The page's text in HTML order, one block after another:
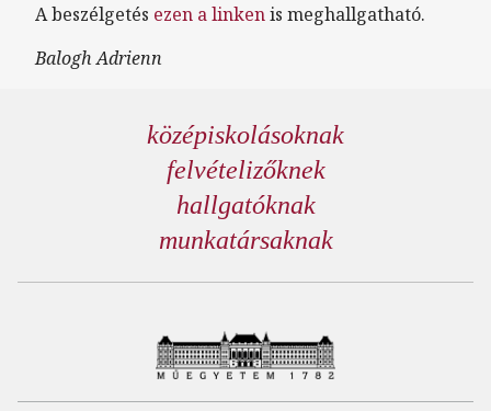
A beszélgetés ezen a linkenis meghallgatható.
Balogh Adrienn
középiskolásoknak
felvételizőknek
hallgatóknak
munkatársaknak